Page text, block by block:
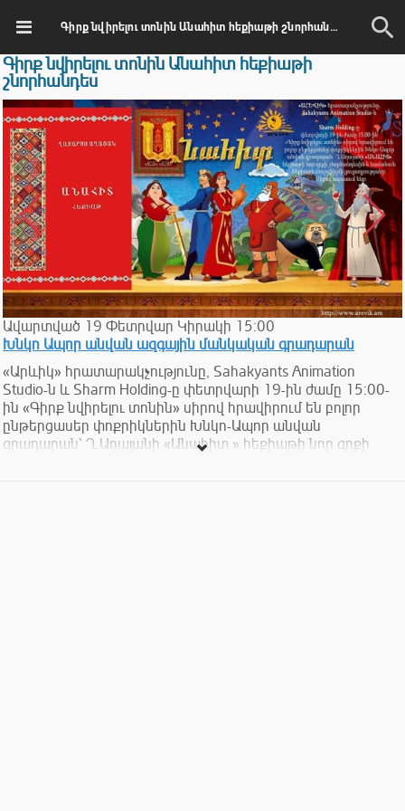
Գիրք նվիրելու տոնին Անահիտ հեքիաթի շնորհանդես
Գիրք նվիրելու տոնին Անահիտ հեքիաթի
շնորհանդես
Ավարտված 19 Փետրվար Կիրակի 15:00
Խնկո Ապոր անվան ազգային մանկական գրադարան
«Արևիկ» հրատարակչությունը, Sahakyants Animation
Studio-ն և Sharm Holding-ը փետրվարի 19-ին ժամը 15:00-
ին «Գիրք նվիրելու տոնին» սիրով հրավիրում են բոլոր
ընթերցասեր փոքրիկներին Խնկո-Ապոր անվան
գրադարան՝ Ղ.Աղայանի «Անահիտ » հեքիաթի նոր գրքի